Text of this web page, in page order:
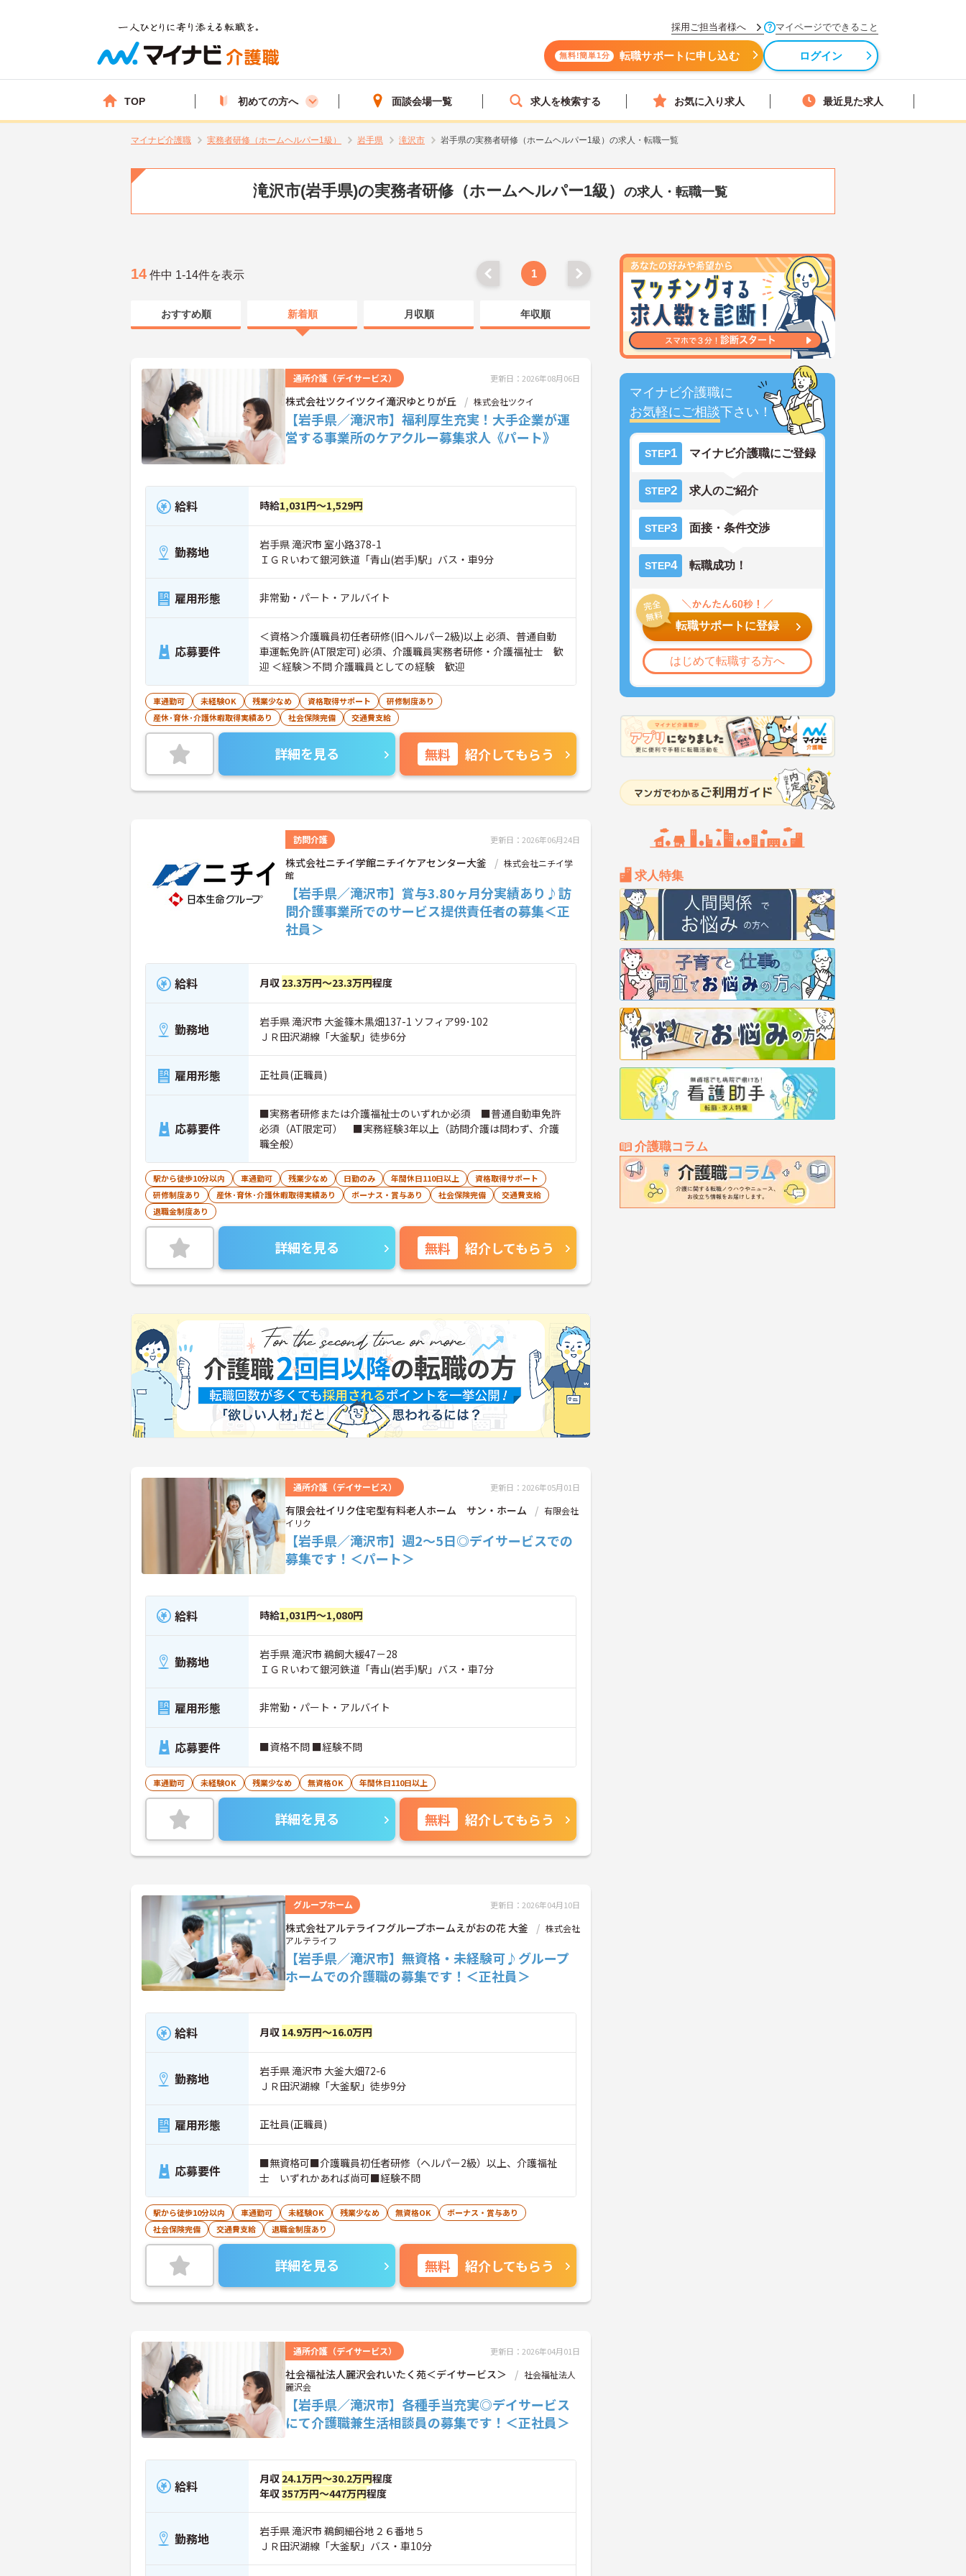
採用ご担当者様へ マイページでできること
無料!簡単1分 転職サポートに申し込む ログイン
TOP 初めての方へ 面談会場一覧 求人を検索する お気に入り求人 最近見た求人
マイナビ介護職 実務者研修（ホームヘルパー1級） 岩手県 滝沢市 岩手県の実務者研修（ホームヘルパー1級）の求人・転職一覧
滝沢市(岩手県)の実務者研修（ホームヘルパー1級） の求人・転職一覧
マイナビ介護職に
お気軽にご相談下さい！
STEP1 マイナビ介護職にご登録
STEP2 求人のご紹介
STEP3 面接・条件交渉
STEP4 転職成功！
転職サポートに登録
はじめて転職する方へ
求人特集
介護職コラム
14 件中 1-14件を表示 1
おすすめ順 新着順 月収順 年収順
通所介護（デイサービス） 更新日：2026年08月06日
株式会社ツクイツクイ滝沢ゆとりが丘 株式会社ツクイ
【岩手県／滝沢市】福利厚生充実！大手企業が運
営する事業所のケアクルー募集求人《パート》
給料 時給1,031円～1,529円
勤務地
岩手県 滝沢市 室小路378-1
ＩＧＲいわて銀河鉄道「青山(岩手)駅」バス・車9分
雇用形態 非常勤・パート・アルバイト
応募要件
＜資格＞介護職員初任者研修(旧ヘルパー2級)以上 必須、普通自動
車運転免許(AT限定可) 必須、介護職員実務者研修・介護福祉士 歓
迎 ＜経験＞不問 介護職員としての経験 歓迎
車通勤可 未経験OK 残業少なめ 資格取得サポート
研修制度あり
産休･育休･介護休暇取得実績あり
社会保険完備 交通費支給
詳細を見る 無料 紹介してもらう
訪問介護 更新日：2026年06月24日
株式会社ニチイ学館ニチイケアセンター大釜
株式会社ニチイ学
館
【岩手県／滝沢市】賞与3.80ヶ月分実績あり♪訪
問介護事業所でのサービス提供責任者の募集＜正
社員＞
給料 月収 23.3万円～23.3万円程度
勤務地
岩手県 滝沢市 大釜篠木黒畑137-1 ソフィア99･102
ＪＲ田沢湖線「大釜駅」徒歩6分
雇用形態 正社員(正職員)
応募要件
■実務者研修または介護福祉士のいずれか必須 ■普通自動車免許
必須（AT限定可） ■実務経験3年以上（訪問介護は問わず、介護
職全般）
駅から徒歩10分以内 車通勤可 残業少なめ 日勤のみ 年間休日110日以上
資格取得サポート
研修制度あり
産休･育休･介護休暇取得実績あり ボーナス・賞与あり 社会保険完備
交通費支給
退職金制度あり
詳細を見る 無料 紹介してもらう
通所介護（デイサービス） 更新日：2026年05月01日
有限会社イリク住宅型有料老人ホーム サン・ホーム
有限会社
イリク
【岩手県／滝沢市】週2～5日◎デイサービスでの
募集です！＜パート＞
給料 時給1,031円～1,080円
勤務地
岩手県 滝沢市 鵜飼大緩47－28
ＩＧＲいわて銀河鉄道「青山(岩手)駅」バス・車7分
雇用形態 非常勤・パート・アルバイト
応募要件 ■資格不問 ■経験不問
車通勤可 未経験OK 残業少なめ 無資格OK 年間休日110日以上
詳細を見る 無料 紹介してもらう
グループホーム 更新日：2026年04月10日
株式会社アルテライフグループホームえがおの花 大釜
株式会社
アルテライフ
【岩手県／滝沢市】無資格・未経験可♪グループ
ホームでの介護職の募集です！＜正社員＞
給料 月収 14.9万円～16.0万円
勤務地
岩手県 滝沢市 大釜大畑72-6
ＪＲ田沢湖線「大釜駅」徒歩9分
雇用形態 正社員(正職員)
応募要件
■無資格可■介護職員初任者研修（ヘルパー2級）以上、介護福祉
士 いずれかあれば尚可■経験不問
駅から徒歩10分以内 車通勤可 未経験OK 残業少なめ 無資格OK
ボーナス・賞与あり
社会保険完備
交通費支給 退職金制度あり
詳細を見る 無料 紹介してもらう
通所介護（デイサービス） 更新日：2026年04月01日
社会福祉法人麗沢会れいたく苑＜デイサービス＞
社会福祉法人
麗沢会
【岩手県／滝沢市】各種手当充実◎デイサービス
にて介護職兼生活相談員の募集です！＜正社員＞
給料 月収 24.1万円～30.2万円程度
年収357万円～447万円程度
勤務地
岩手県 滝沢市 鵜飼細谷地２６番地５
ＪＲ田沢湖線「大釜駅」バス・車10分